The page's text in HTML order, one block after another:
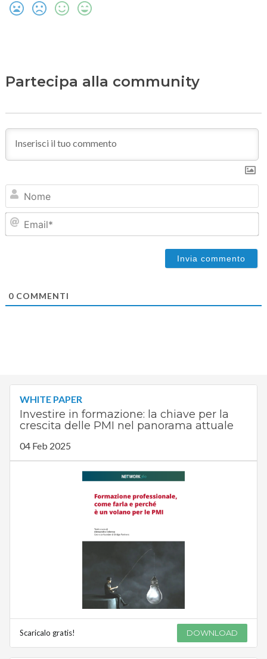
Partecipa alla community
0COMMENTI
WHITE PAPER
Investire in formazione: la chiave per la
crescita delle PMI nel panorama attuale
04 Feb 2025
Scaricalo gratis! DOWNLOAD